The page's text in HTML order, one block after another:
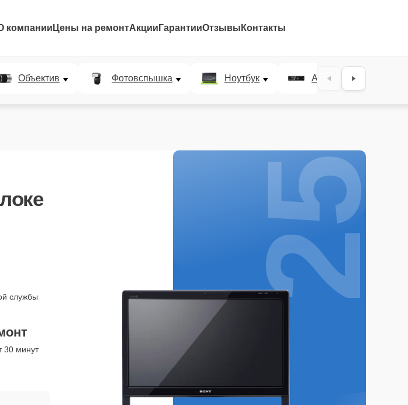
компании Цены на ремонтАкции ГарантииОтзывы Контакты
Объектив Фотовспышка Ноутбук AV-ресивер
службы
30 минут
25%